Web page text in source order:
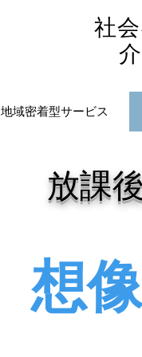
社
地域密着型サービス
放課
​想像